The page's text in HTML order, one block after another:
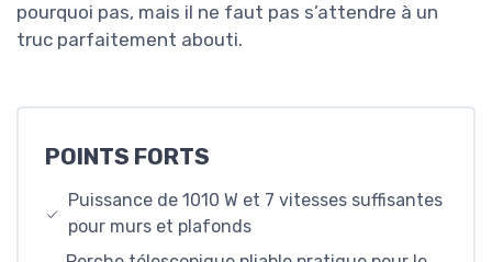
pourquoi pas, mais il ne faut pas s’attendre à un
truc parfaitement abouti.
POINTS FORTS
Puissance de 1010 W et 7 vitesses suffisantes
pour murs et plafonds